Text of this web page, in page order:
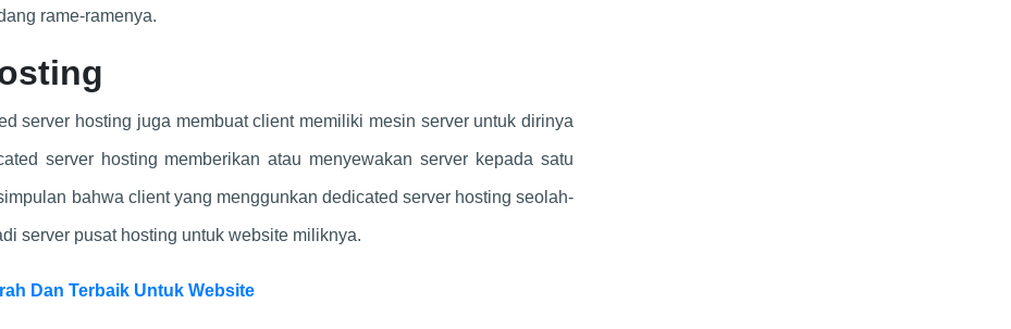
rame-ramenya.
server hosting juga membuat client memiliki mesin server untuk dirinya
server hosting memberikan atau menyewakan server kepada satu
bahwa client yang menggunkan dedicated server hosting seolah-
server pusat hosting untuk website miliknya.
Dan Terbaik Untuk Website